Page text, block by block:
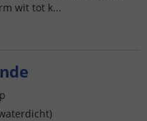
wit tot k...